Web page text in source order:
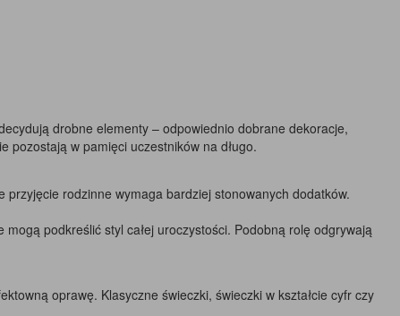
drobne elementy – odpowiednio dobrane dekoracje,
pozostają w pamięci uczestników na długo.
rodzinne wymaga bardziej stonowanych dodatków.
podkreślić styl całej uroczystości. Podobną rolę odgrywają
oprawę. Klasyczne świeczki, świeczki w kształcie cyfr czy